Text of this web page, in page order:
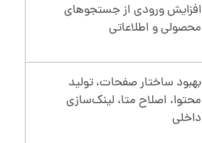
افزایش ورودی از جستجوهای
محصولی و اطلاعاتی
بهبود ساختار صفحات، تولید
محتوا، اصلاح متا، لینک‌سازی
داخلی